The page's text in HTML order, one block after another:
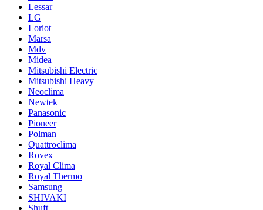
Lessar
LG
Loriot
Marsa
Mdv
Midea
Mitsubishi Electric
Mitsubishi Heavy
Neoclima
Newtek
Panasonic
Pioneer
Polman
Quattroclima
Rovex
Royal Clima
Royal Thermo
Samsung
SHIVAKI
Shuft